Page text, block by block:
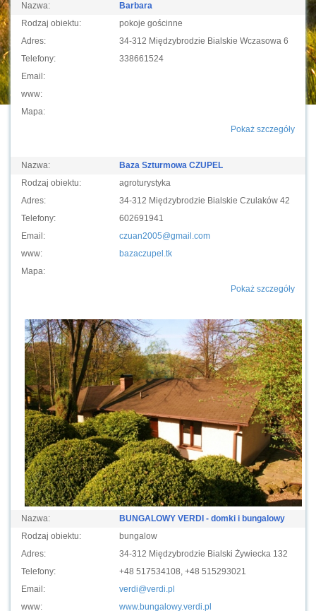
Nazwa:
Barbara
Rodzaj obiektu:
pokoje gościnne
Adres:
34-312 Międzybrodzie Bialskie Wczasowa 6
Telefony:
338661524
Email:
www:
Mapa:
Pokaż szczegóły
Nazwa:
Baza Szturmowa CZUPEL
Rodzaj obiektu:
agroturystyka
Adres:
34-312 Międzybrodzie Bialskie Czulaków 42
Telefony:
602691941
Email:
czuan2005@gmail.com
www:
bazaczupel.tk
Mapa:
Pokaż szczegóły
Nazwa:
BUNGALOWY VERDI - domki i bungalowy
Rodzaj obiektu:
bungalow
Adres:
34-312 Międzybrodzie Bialski Żywiecka 132
Telefony:
+48 517534108, +48 515293021
Email:
verdi@verdi.pl
www:
www.bungalowy.verdi.pl